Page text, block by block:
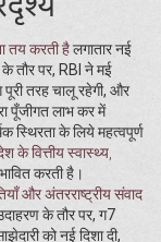
तय करती हैलगातार नई
तौर पर, RBI ने मई
तरह चालू रहेगी, और
पूँजीगत लाभ कर में
स्थिरता के लिये महत्वपूर्ण
के वित्तीय स्वास्थ्य,
करती है।
और अंतरराष्ट्रीय संवाद
के तौर पर, ग7
को नई दिशा दी,